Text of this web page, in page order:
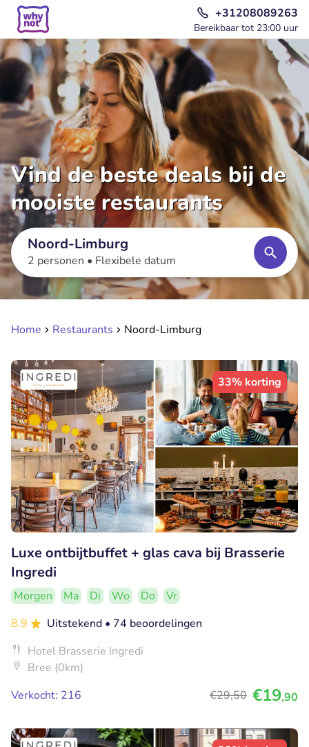
+31208089263
Bereikbaar tot 23:00 uur
Vind de beste deals bij de
mooiste restaurants
Noord-Limburg
2 personen • Flexibele datum
Home Restaurants Noord-Limburg
33% korting
Luxe ontbijtbuffet + glas cava bij Brasserie
Ingredi
Morgen Ma Di Wo Do
Vr
8.9
Uitstekend • 74 beoordelingen
Hotel Brasserie Ingredi
Bree (0km)
Verkocht: 216
€29,50 €19,90